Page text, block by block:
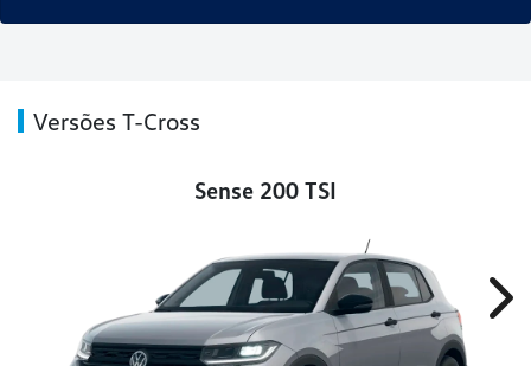
Versões T-Cross
Sense 200 TSI